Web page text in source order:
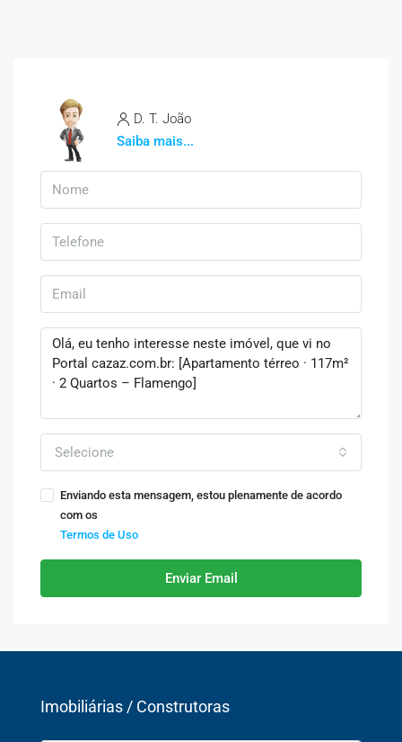
D. T. João
Saiba mais...
Selecione
Enviando esta mensagem, estou plenamente de acordo
com os
Termos de Uso
Enviar Email
Imobiliárias / Construtoras